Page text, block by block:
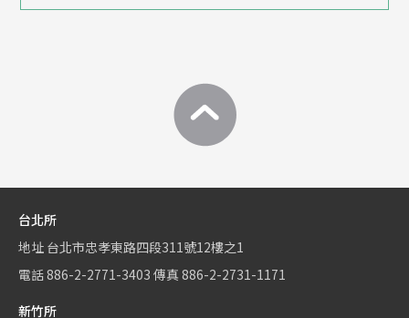
台北所
地址 台北市忠孝東路四段311號12樓之1
電話886-2-2771-3403 傳真 886-2-2731-1171
新竹所